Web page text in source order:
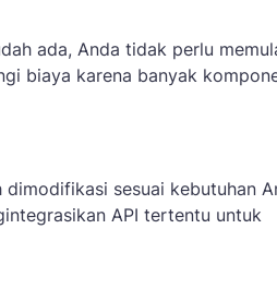
ada, Anda tidak perlu
biaya karena banyak
sesuai kebutuhan
API tertentu untuk